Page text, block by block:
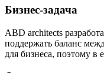
Бизнес-задача
ABD architects
поддержать баланс
для бизнеса, поэтому